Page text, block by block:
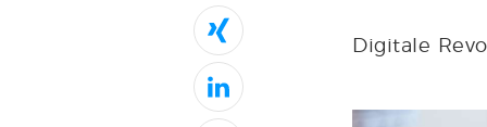
Digitale